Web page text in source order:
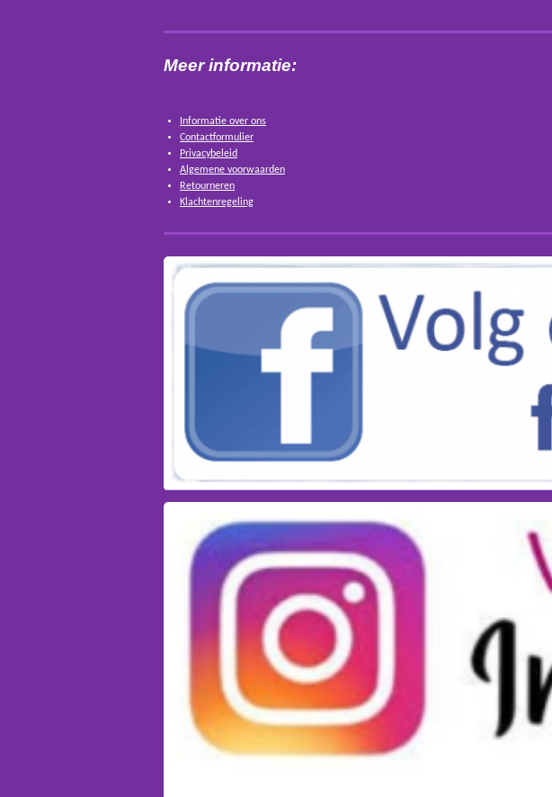
Meer informatie:
Informatie over ons
Contactformulier
Privacybeleid
Algemene voorwaarden
Retourneren
Klachtenregeling